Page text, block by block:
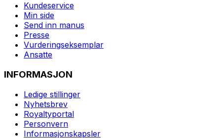
Kundeservice
Min side
Send inn manus
Presse
Vurderingseksemplar
Ansatte
INFORMASJON
Ledige stillinger
Nyhetsbrev
Royaltyportal
Personvern
Informasjonskapsler